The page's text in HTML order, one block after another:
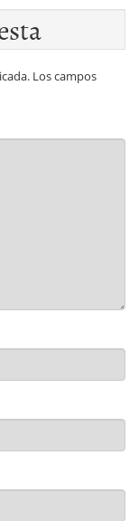
Los campos